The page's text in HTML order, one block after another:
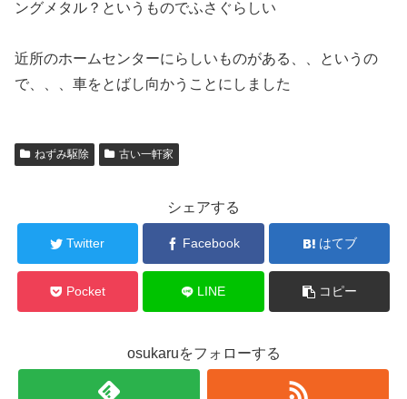
ングメタル？というものでふさぐらしい
近所のホームセンターにらしいものがある、、というの
で、、、車をとばし向かうことにしました
ねずみ駆除 古い一軒家
シェアする
Twitter Facebook はてブ
Pocket LINE コピー
osukaruをフォローする